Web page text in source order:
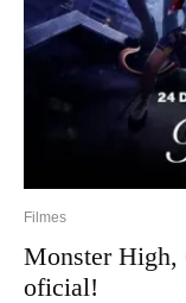
Filmes
Monster High,
oficial!